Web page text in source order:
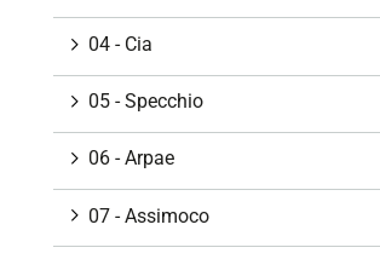
04 - Cia
05 - Specchio
06 - Arpae
07 - Assimoco